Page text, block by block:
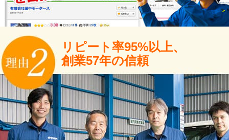
リピート率95%以上、
創業57年の信頼